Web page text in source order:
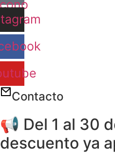
Contacto
📢 Del 1 al 30
descuento ya